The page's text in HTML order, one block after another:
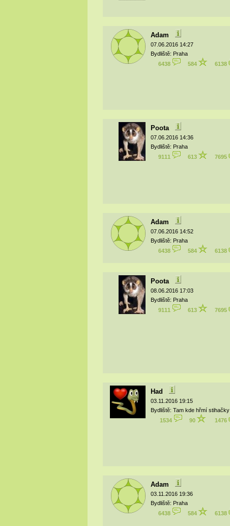
Adam
07.06.2016 14:27
Bydliště: Praha
6438
584 6138
Poota
07.06.2016 14:36
Bydliště: Praha
9111
613 7695
Adam
07.06.2016 14:52
Bydliště: Praha
6438
584 6138
Poota
08.06.2016 17:03
Bydliště: Praha
9111
613 7695
Had
03.11.2016 19:15
Bydliště: Tam kde hřmí stihačky
1534
90 1476
Adam
03.11.2016 19:36
Bydliště: Praha
6438
584 6138